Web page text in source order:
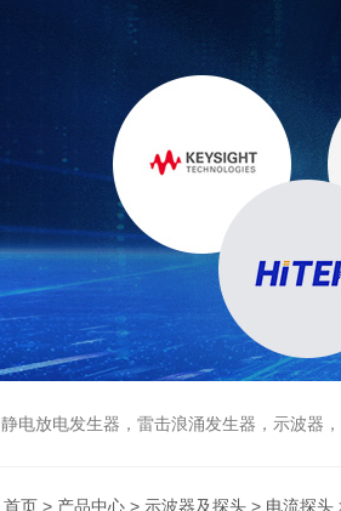
静电放电发生器，雷击浪涌发生器，示波器，交直
首页 > 产品中心 > 示波器及探头 > 电流探头